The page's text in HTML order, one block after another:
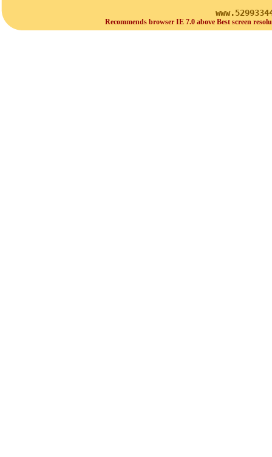
Recommends browser IE 7.0 above Best screen